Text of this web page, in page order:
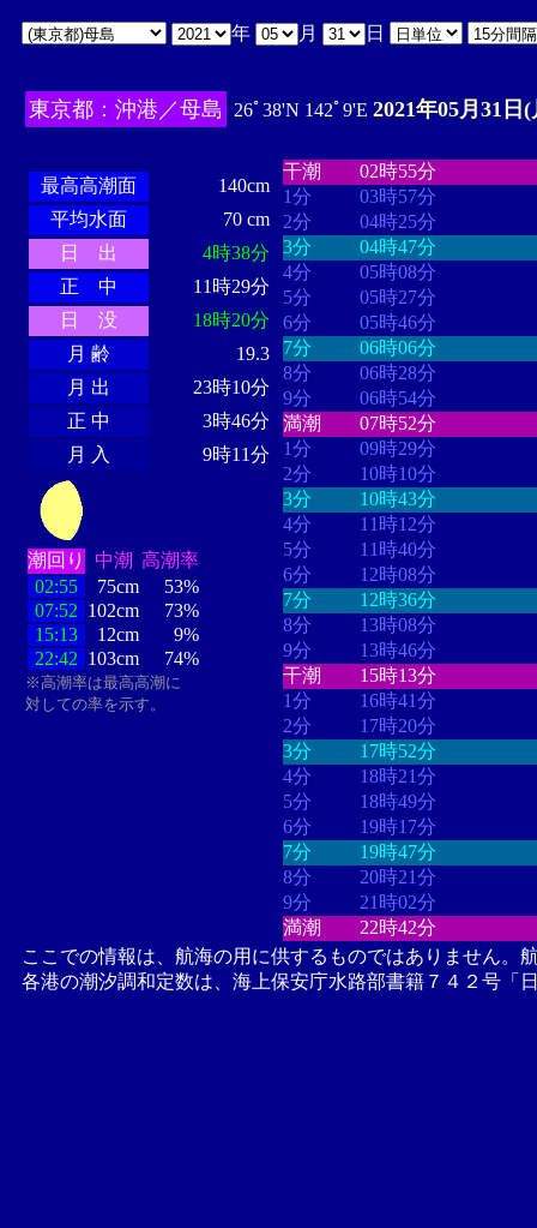
年 月 日
東京都：沖港／母島 26ﾟ38'N 142ﾟ9'E 2021年05月31日(
最高高潮面
140cm
平均水面
70 cm
日 出
4時38分
正 中
11時29分
日 没
18時20分
月 齢
19.3
月 出
23時10分
正 中
3時46分
月 入
9時11分
潮回り 中潮 高潮率
02:55
75cm
53%
07:52 102cm
73%
15:13
12cm
9%
22:42 103cm 74%
※高潮率は最高高潮に
対しての率を示す。
干潮
02時55分
1分
03時57分
2分
04時25分
3分
04時47分
4分
05時08分
5分
05時27分
6分
05時46分
7分
06時06分
8分
06時28分
9分
06時54分
満潮
07時52分
1分
09時29分
2分
10時10分
3分
10時43分
4分
11時12分
5分
11時40分
6分
12時08分
7分
12時36分
8分
13時08分
9分
13時46分
干潮
15時13分
1分
16時41分
2分
17時20分
3分
17時52分
4分
18時21分
5分
18時49分
6分
19時17分
7分
19時47分
8分
20時21分
9分
21時02分
満潮
22時42分
ここでの情報は、航海の用に供するものではありません。
各港の潮汐調和定数は、海上保安庁水路部書籍７４２号「